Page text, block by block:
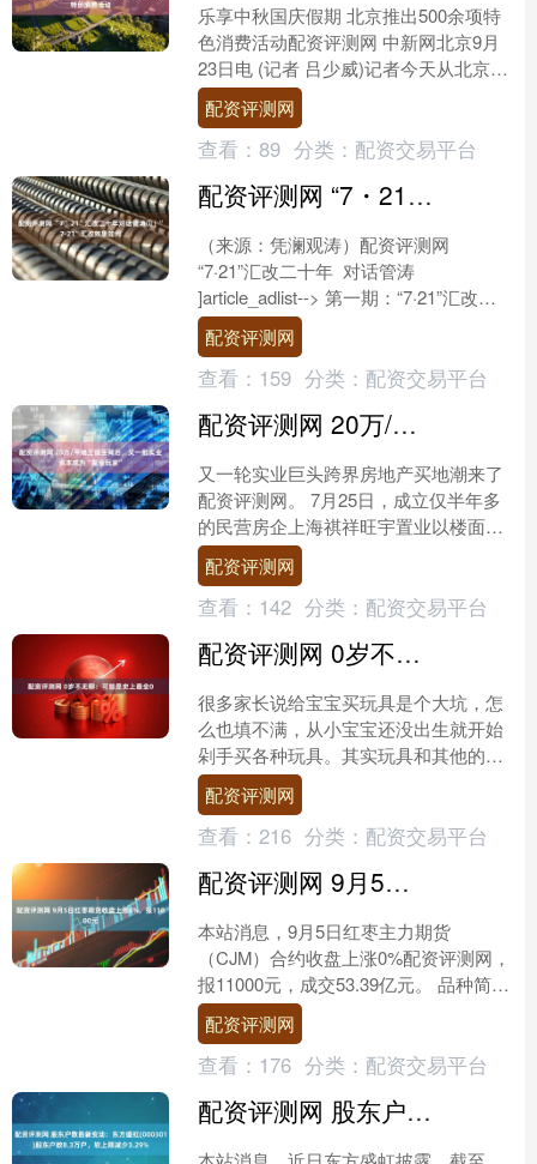
乐享中秋国庆假期 北京推出500余项特
色消费活动配资评测网 中新网北京9月
23日电 (记者 吕少威)记者今天从北京市
商务局获悉，中秋国庆假期将至，为全
方位满足京....
配资评测网
查看： 89 分类： 配资交易平台
配资评测网 “7・21”汇改二十年对话管涛③ | “7·21”汇改效果如何
（来源：凭澜观涛）配资评测网
“7·21”汇改二十年 对话管涛
]article_adlist--> 第一期：“7·21”汇改的
背景是什么 ]article_....
配资评测网
查看： 159 分类： 配资交易平台
配资评测网 20万/平地王诞生背后，又一批实业资本成为“氪金玩家”
又一轮实业巨头跨界房地产买地潮来了
配资评测网。 7月25日，成立仅半年多
的民营房企上海祺祥旺宇置业以楼面价
20万/平方米拿地，刷新全国单价地王纪
录，这家新晋氪金....
配资评测网
查看： 142 分类： 配资交易平台
配资评测网 0岁不无聊：可能是史上最全0
很多家长说给宝宝买玩具是个大坑，怎
么也填不满，从小宝宝还没出生就开始
剁手买各种玩具。其实玩具和其他的实
用性产品一样，家长可以在理性的比较
之后持续购买，因为玩具是....
配资评测网
查看： 216 分类： 配资交易平台
配资评测网 9月5日红枣期货收盘上涨0%，报11000元
本站消息，9月5日红枣主力期货
（CJM）合约收盘上涨0%配资评测网，
报11000元，成交53.39亿元。 品种简
介：红枣期货是在期货交易所上市交易
的以红枣为标的....
配资评测网
查看： 176 分类： 配资交易平台
配资评测网 股东户数最新变动：东方盛虹(000301)股东户数8.3万户，较上期减少3.29%